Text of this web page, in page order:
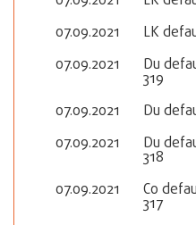
07.09.2021
LK
07.09.2021
Du
319
07.09.2021
Du
07.09.2021
Du
318
07.09.2021
Co
317